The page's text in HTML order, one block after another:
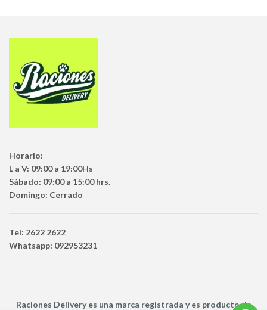
Horario:
L a V: 09:00 a 19:00Hs
Sábado: 09:00 a 15:00 hrs.
Domingo: Cerrado
Tel: 2622 2622
Whatsapp: 092953231
Raciones Deliveryes una marca registrada y es productode